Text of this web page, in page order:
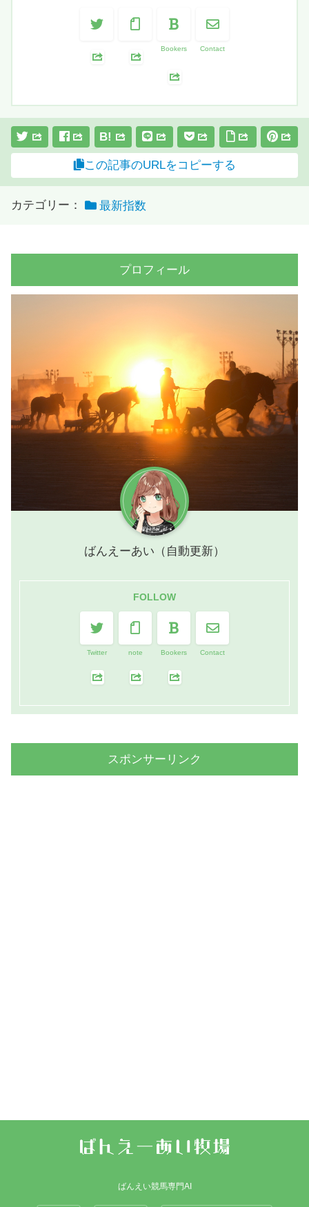
Bookers Contact
B!
この記事のURLをコピーする
カテゴリー： 最新指数
プロフィール
ばんえーあい（自動更新）
FOLLOW
Twitter note Bookers Contact
スポンサーリンク
ばんえい競馬専門AI